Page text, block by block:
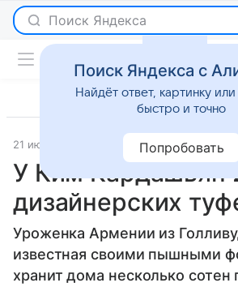
Поиск Яндекса
21 июня 2012 Светская жизнь
У Ким Кардашьян
дизайнерских
Уроженка Армении из
известная своими пышными
хранит дома несколько сотен
Поиск Яндекса с
Найдёт ответ, картинку
быстро и точно
Попробовать